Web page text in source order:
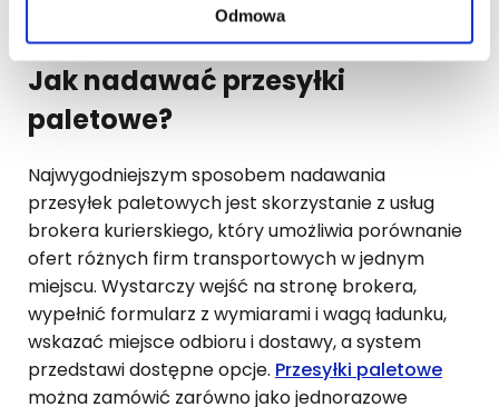
Odmowa
operacji przeładunkowych.
Jak nadawać przesyłki
paletowe?
Najwygodniejszym sposobem nadawania
przesyłek paletowych jest skorzystanie z usług
brokera kurierskiego, który umożliwia porównanie
ofert różnych firm transportowych w jednym
miejscu. Wystarczy wejść na stronę brokera,
wypełnić formularz z wymiarami i wagą ładunku,
wskazać miejsce odbioru i dostawy, a system
przedstawi dostępne opcje. Przesyłki paletowe
można zamówić zarówno jako jednorazowe